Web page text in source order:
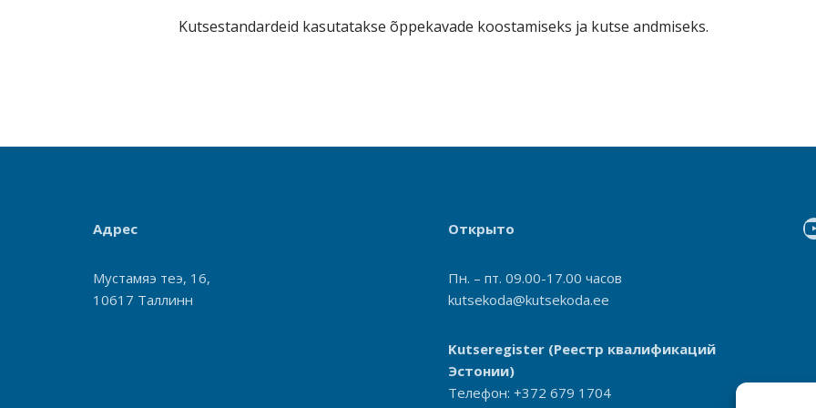
Kutsestandardeid kasutatakse õppekavade koostamiseks ja kutse andmiseks.
Адрес
Мустамяэ теэ, 16,
10617 Таллинн
Открыто
Пн. – пт. 09.00-17.00 часов
kutsekoda@kutsekoda.ee
Kutseregister (Реестр квалификаций
Эстонии)
Телефон: +372 679 1704